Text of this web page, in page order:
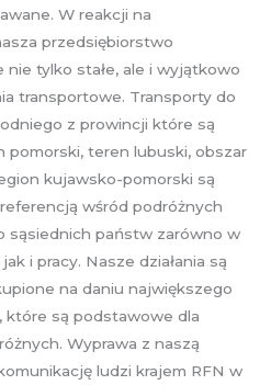
W reakcji na
przedsiębiorstwo
tylko stałe, ale i wyjątkowo
transportowe. Transporty do
z prowincji które są
pomorski, teren lubuski, obszar
kujawsko-pomorski są
wśród podróżnych
sąsiednich państw zarówno w
i pracy. Nasze działania są
na daniu największego
które są podstawowe dla
Wyprawa z naszą
ludzi krajem RFN w